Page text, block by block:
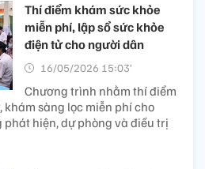
Thí điểm khám sức khỏe
miễn phí, lập sổ sức khỏe
điện tử cho người dân
16/05/2026 15:03’
Chương trình nhằm thí điểm
khám sàng lọc miễn phí cho
hiện, dự phòng và điều trị